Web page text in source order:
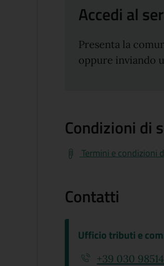
Accedi al
Presenta la
oppure inviando
Condizioni di
Termini e condizioni
Contatti
Ufficio tributi e
+39 030